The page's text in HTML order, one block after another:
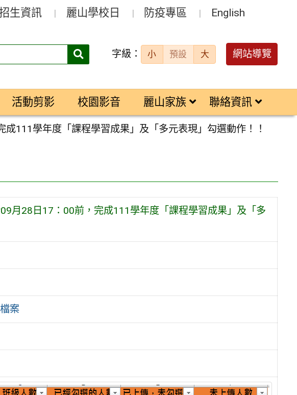
生資訊 麗山學校日 防疫專區 English
搜
字級： 小 預設 大 網站導覽
活動剪影 校園影音 麗山家族 聯絡資訊
111學年度「課程學習成果」及「多元表現」勾選動作！！
月28日17：00前，完成111學年度「課程學習成果」及「多
案